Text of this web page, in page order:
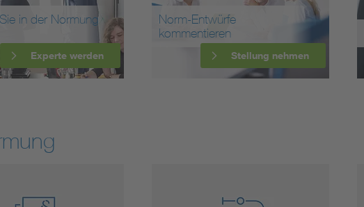
in der Normung
Experte werden
Norm-Entwürfe
kommentieren
Stellung nehmen